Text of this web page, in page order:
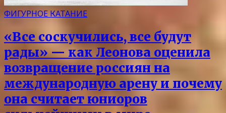
ФИГУРНОЕ КАТАНИЕ
«Все соскучились, все будут
рады» — как Леонова оценила
возвращение россиян на
международную арену и почему
она считает юниоров